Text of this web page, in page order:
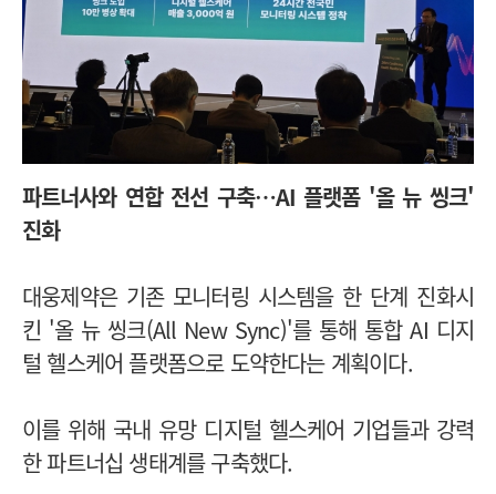
파트너사와 연합 전선 구축…AI 플랫폼 '올 뉴 씽크'
진화
대웅제약은 기존 모니터링 시스템을 한 단계 진화시
킨 '올 뉴 씽크(All New Sync)'를 통해 통합 AI 디지
털 헬스케어 플랫폼으로 도약한다는 계획이다.
이를 위해 국내 유망 디지털 헬스케어 기업들과 강력
한 파트너십 생태계를 구축했다.